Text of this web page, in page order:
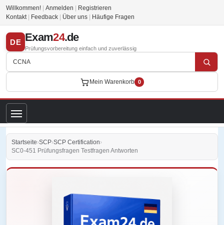
Willkommen! Anmelden
Registrieren
Kontakt
Feedback Über uns Häufige Fragen
DE Exam24.de
Prüfungsvorbereitung einfach und zuverlässig
Mein Warenkorb 0
Startseite›SCP›SCP Certification›
SC0-451 Prüfungsfragen Testfragen Antworten